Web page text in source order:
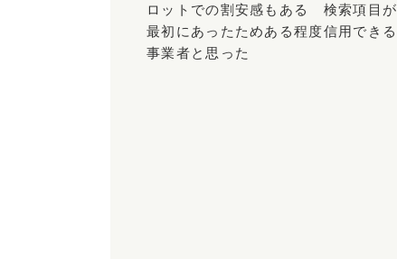
ロットでの割安感もある 検索項目が
最初にあったためある程度信用できる
事業者と思った